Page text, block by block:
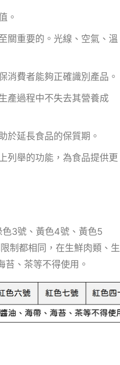
。
關重要的。光線、空氣、溫
消費者能夠正確識別產品。
產過程中不失去其營養成
於延長食品的保質期。
列舉的功能，為食品提供更
色3號、黃色4號、黃色5
制都相同，在生鮮肉類、生
、茶等不得使用。